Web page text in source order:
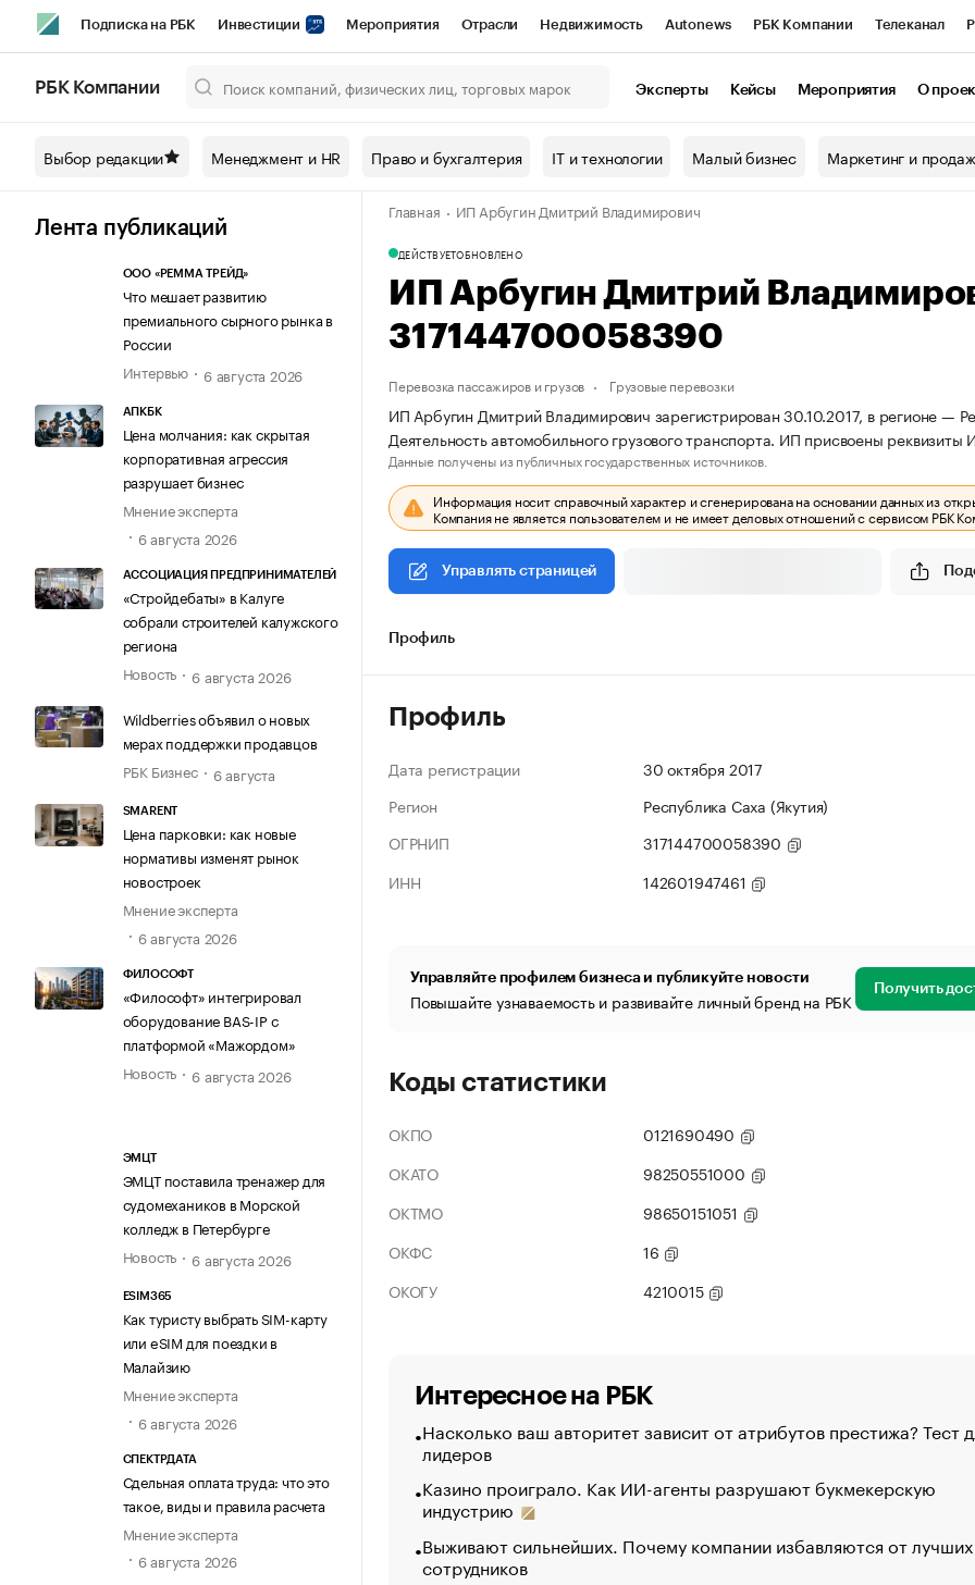
Подписка на РБК Инвестиции Мероприятия Отрасли Недвижимость Autonews РБК Компании Телеканал
Спецпроекты СПб Конференции СПб Спецпроекты Проверка контрагентов
Технологии и медиа Рынок наличной валюты
РБК Компании Эксперты Кейсы Мероприятия О
Выбор редакции Менеджмент и HR Право и бухгалтерия IT и технологии Малый бизнес Маркетинг и
Лента публикаций
ООО «РЕММА ТРЕЙД»
Что мешает развитию
премиального сырного рынка в
России
Интервью
6 августа 2026
АПКБК
Цена молчания: как скрытая
корпоративная агрессия
разрушает бизнес
Мнение эксперта
6 августа 2026
АССОЦИАЦИЯ ПРЕДПРИНИМАТЕЛЕЙ
«Стройдебаты» в Калуге
собрали строителей калужского
региона
Новость
6 августа 2026
Wildberries объявил о новых
мерах поддержки продавцов
РБК Бизнес
6 августа
SMARENT
Цена парковки: как новые
нормативы изменят рынок
новостроек
Мнение эксперта
6 августа 2026
ФИЛОСОФТ
«Философт» интегрировал
оборудование BAS-IP с
платформой «Мажордом»
Новость
6 августа 2026
ЭМЦТ
ЭМЦТ поставила тренажер для
судомехаников в Морской
колледж в Петербурге
Новость
6 августа 2026
ESIM365
Как туристу выбрать SIM-карту
или eSIM для поездки в
Малайзию
Мнение эксперта
6 августа 2026
СПЕКТРДАТА
Сдельная оплата труда: что это
такое, виды и правила расчета
Мнение эксперта
6 августа 2026
Главная ИП Арбугин Дмитрий Владимирович
ДЕЙСТВУЕТОБНОВЛЕНО
ИП Арбугин Дмитрий
317144700058390
Перевозка пассажиров и грузов Грузовые перевозки
ИП Арбугин Дмитрий Владимирович зарегистрирован 30.10.2017, в регионе —
Деятельность автомобильного грузового транспорта. ИП присвоены
Данные получены из публичных государственных источников.
Информация носит справочный характер и сгенерирована на основании данных из
Компания не является пользователем и не имеет деловых отношений с сервисом РБК
Управлять страницей
Профиль
Профиль
Дата регистрации
30 октября 2017
Регион
Республика Саха (Якутия)
ОГРНИП
317144700058390
ИНН
142601947461
Управляйте профилем бизнеса и публикуйте новости
Повышайте узнаваемость и развивайте личный бренд на РБК Получить
Коды статистики
ОКПО
0121690490
ОКАТО
98250551000
ОКТМО
98650151051
ОКФС
16
ОКОГУ
4210015
Интересное на РБК
Насколько ваш авторитет зависит от атрибутов престижа? Тест
лидеров
Казино проиграло. Как ИИ-агенты разрушают букмекерскую
индустрию
Выживают сильнейших. Почему компании избавляются от лучших
сотрудников